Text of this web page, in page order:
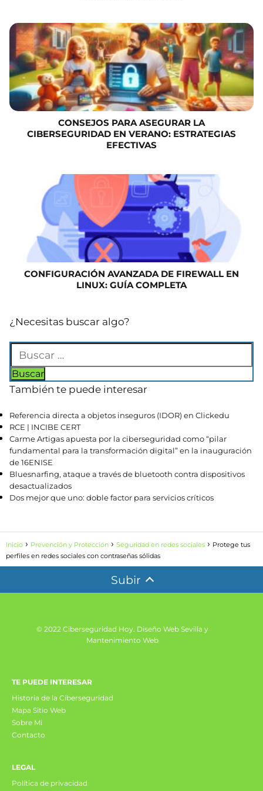
CONSEJOS PARA ASEGURAR LA
CIBERSEGURIDAD EN VERANO: ESTRATEGIAS
EFECTIVAS
CONFIGURACIÓN AVANZADA DE FIREWALL EN
LINUX: GUÍA COMPLETA
¿Necesitas buscar algo?
También te puede interesar
Referencia directa a objetos inseguros (IDOR) en Clickedu
RCE | INCIBE CERT
Carme Artigas apuesta por la ciberseguridad como “pilar
fundamental para la transformación digital” en la inauguración
de 16ENISE
Bluesnarfing, ataque a través de bluetooth contra dispositivos
desactualizados
Dos mejor que uno: doble factor para servicios críticos
Inicio Prevención y Protección Seguridad en redes sociales
Protege tus
perfiles en redes sociales con contraseñas sólidas
Subir
© 2022 Ciberseguridad Hoy. Diseño Web Sevilla y
Mantenimiento Web
TE PUEDE INTERESAR
Historia de la Ciberseguridad
Mapa Sitio Web
Sobre Mi
Contacto
LEGAL
Política de privacidad